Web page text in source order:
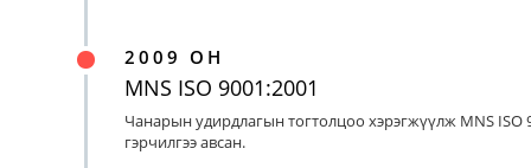
2009 ОН
MNS ISO 9001:2001
Чанарын удирдлагын тогтолцоо хэрэгжүүлж MNS ISO
гэрчилгээ авсан.